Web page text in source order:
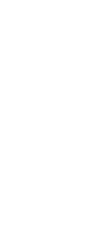
Insiden dan